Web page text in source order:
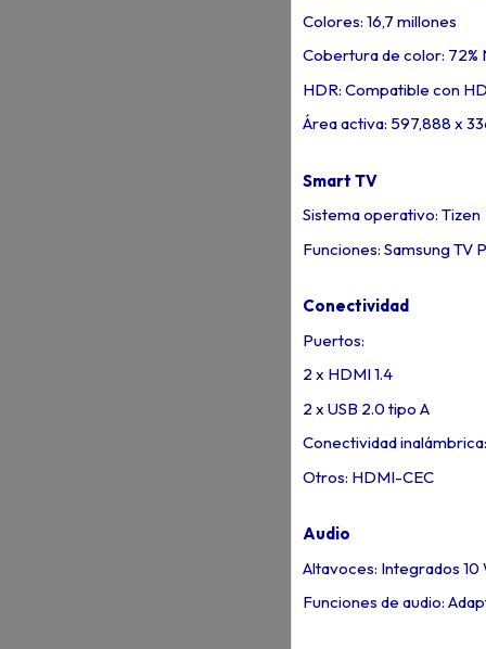
Colores: 16,7 millones
Cobertura de color: 72%
HDR: Compatible con
Área activa: 597,888 x
Smart TV
Sistema operativo: Tizen
Funciones: Samsung TV
Conectividad
Puertos:
2 x HDMI 1.4
2 x USB 2.0 tipo A
Conectividad
Otros: HDMI-CEC
Audio
Altavoces: Integrados 10
Funciones de audio: